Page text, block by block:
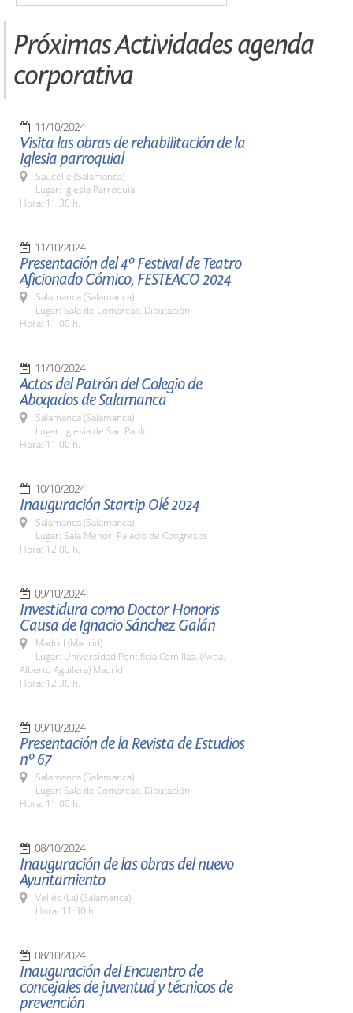
Próximas Actividades agenda
corporativa
11/10/2024
Visita las obras de rehabilitación de la
Iglesia parroquial
Saucelle (Salamanca)
Lugar: Iglesia Parroquial
Hora: 11:30 h.
11/10/2024
Presentación del 4º Festival de Teatro
Aficionado Cómico, FESTEACO 2024
Salamanca (Salamanca)
Lugar: Sala de Comarcas. Diputación
Hora: 11:00 h.
11/10/2024
Actos del Patrón del Colegio de
Abogados de Salamanca
Salamanca (Salamanca)
Lugar: Iglesia de San Pablo
Hora: 11.00 h.
10/10/2024
Inauguración Startip Olé 2024
Salamanca (Salamanca)
Lugar: Sala Menor. Palacio de Congresos
Hora: 12:00 h.
09/10/2024
Investidura como Doctor Honoris
Causa de Ignacio Sánchez Galán
Madrid (Madrid)
Lugar: Universidad Pontificia Comillas. (Avda.
Alberto Aguilera) Madrid
Hora: 12:30 h.
09/10/2024
Presentación de la Revista de Estudios
nº 67
Salamanca (Salamanca)
Lugar: Sala de Comarcas. Diputación
Hora: 11:00 h.
08/10/2024
Inauguración de las obras del nuevo
Ayuntamiento
Vellés (La) (Salamanca)
Hora: 11:30 h.
08/10/2024
Inauguración del Encuentro de
concejales de juventud y técnicos de
prevención